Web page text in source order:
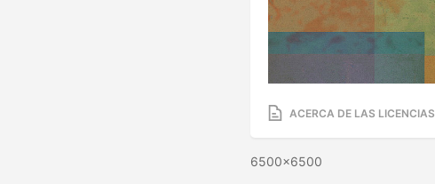
ACERCA DE LAS LICENCIAS
6500x6500